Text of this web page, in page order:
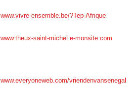
www.vivre-ensemble.be/?Tep-Afrique
www.theux-saint-michel.e-monsite.com
www.everyoneweb.com/vriendenvansenegal